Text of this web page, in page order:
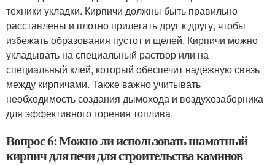
техники укладки. Кирпичи должны быть правильно
расставлены и плотно прилегать друг к другу, чтобы
избежать образования пустот и щелей. Кирпичи можно
укладывать на специальный раствор или на
специальный клей, который обеспечит надёжную связь
между кирпичами. Также важно учитывать
необходимость создания дымохода и воздухозаборника
для эффективного горения топлива.
Вопрос 6: Можно ли использовать шамотный
кирпич для печи для строительства каминов